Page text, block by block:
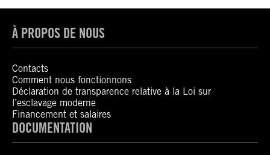
À PROPOS DE NOUS
Contacts
Comment nous fonctionnons
Déclaration de transparence relative à la Loi sur
l’esclavage moderne
Financement et salaires
DOCUMENTATION